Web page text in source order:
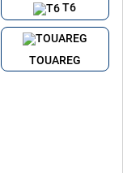
T6
TOUAREG